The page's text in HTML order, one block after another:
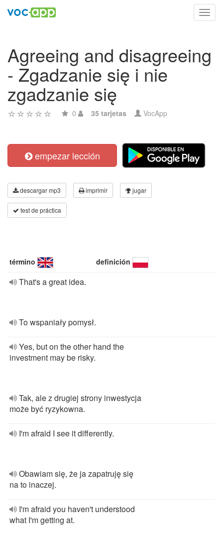
Agreeing and disagreeing
- Zgadzanie się i nie
zgadzanie się
0 35 tarjetas VocApp
empezar lección
descargar mp3 imprimir jugar
test de práctica
término definición
That's a great idea.
To wspaniały pomysł.
Yes, but on the other hand the
investment may be risky.
Tak, ale z drugiej strony inwestycja
może być ryzykowna.
I'm afraid I see it differently.
Obawiam się, że ja zapatruję się
na to inaczej.
I'm afraid you haven't understood
what I'm getting at.